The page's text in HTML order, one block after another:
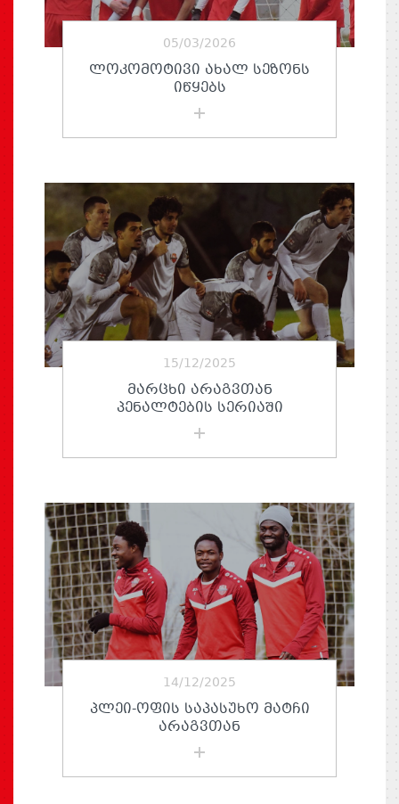
05/03/2026
ᲚᲝᲙᲝᲛᲝᲢᲘᲕᲘ ᲐᲮᲐᲚ ᲡᲔᲖᲝᲜᲡ
ᲘᲬᲧᲔᲑᲡ
15/12/2025
ᲛᲐᲠᲪᲮᲘ ᲐᲠᲐᲒᲕᲗᲐᲜ
ᲞᲔᲜᲐᲚᲢᲔᲑᲘᲡ ᲡᲔᲠᲘᲐᲨᲘ
14/12/2025
ᲞᲚᲔᲘ-ᲝᲤᲘᲡ ᲡᲐᲞᲐᲡᲣᲮᲝ ᲛᲐᲢᲩᲘ
ᲐᲠᲐᲒᲕᲗᲐᲜ